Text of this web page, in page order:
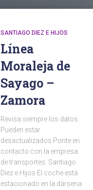
SANTIAGO DIEZ E HIJOS
Línea
Moraleja de
Sayago –
Zamora
Revisa siempre los datos.
Pueden estar
desactualizados.Ponte en
contacto con la empresa
de transportes: Santiago
Diez e Hijos El coche está
estacionado en la dársena